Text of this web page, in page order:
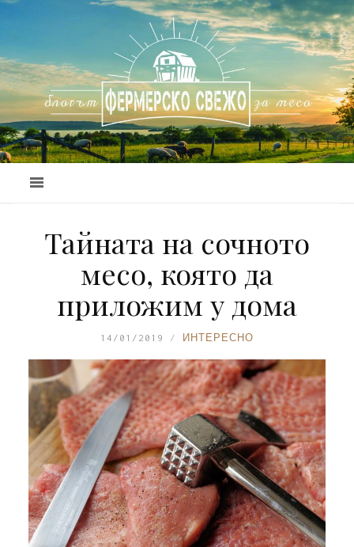
Тайната на сочното
месо, която да
приложим у дома
14/01/2019 ИНТЕРЕСНО